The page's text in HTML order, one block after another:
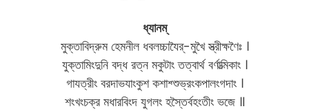
ধ্যানম্
মুক্তাবিদ্রুম হেমনীল ধবলচ্চাযৈর্-মুখৈ স্ত্রীক্ষণৈঃ ।
যুক্তামিংদুনি বদ্ধ রত্ন মকুটাং তত্বার্থ বর্ণাত্মিকাং ।
গাযত্রীং বরদাভযাংকুশ কশাশ্শুভ্রংকপালংগদাং ।
শংখংচক্র মধারবিংদ যুগলং হস্তৈর্বহংতীং ভজে ॥